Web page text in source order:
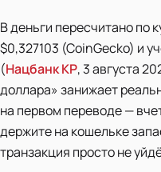
В деньги пересчитано по
$0,327103 (CoinGecko) и
(Нацбанк КР, 3 августа
доллара» занижает
на первом переводе —
держите на кошельке
транзакция просто не